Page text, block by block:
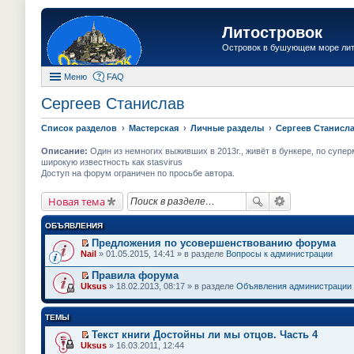
Литостровок
Островок в бушующем море
Меню FAQ
Сергеев Станислав
Список разделов Мастерская Личные разделы Сергеев
Описание: Один из немногих выживших в 2013г., живёт в бункере, по
широкую известность как stasvirus
Доступ на форум ограничен по просьбе автора.
Новая тема
ОБЪЯВЛЕНИЯ
П
р
е
й
т
и
п
р
Предложения по усовершенствованию форума
Nail » 01.05.2015, 14:41 » в разделе Вопросы к администрации
П
р
т
к
Правила форума
Uksus » 18.02.2013, 08:17 » в разделе Объявления администрации
ТЕМЫ
П
Текст книги Достойны ли мы отцов. Часть 4
Uksus » 16.03.2011, 12:44